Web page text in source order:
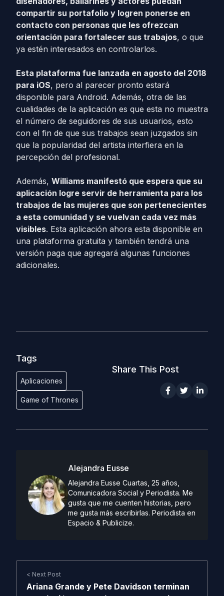
compartir su portafolio y logren ponerse en
contacto con personas que les ofrezcan
orientación para fortalecer sus trabajos, o que
ya estén interesados en controlarlos.
Esta plataforma fue lanzada en agosto del 2018
para iOS, pero al parecer pronto estará
disponible para Android. Además, otra de las
cualidades de la aplicación es que esta no muestra
el número de seguidores de sus usuarios, esto
con el fin de que sus trabajos sean juzgados sin
que la popularidad del artista interfiera en la
percepción del profesional.
Además, Williams manifestó que espera que su
aplicación logre servir de herramienta para los
trabajos de las mujeres que son pertenecientes
a esta comunidad y se vuelvan cada vez más
visibles. Esta aplicación ahora esta disponible en
una plataforma gratuita y también tendrá una
versión paga que agregará algunas funciones
adicionales.
Tags
Aplicaciones
Game of Thrones
Share This Post
Alejandra Eusse
Alejandra Eusse Cuartas, 25 años,
Comunicadora Social y Periodista. Me
gusta que me cuenten historias, pero
me gusta más escribirlas. Periodista en
Espacio & Publicize.
< Next Post
Ariana Grande y Pete Davidson terminan